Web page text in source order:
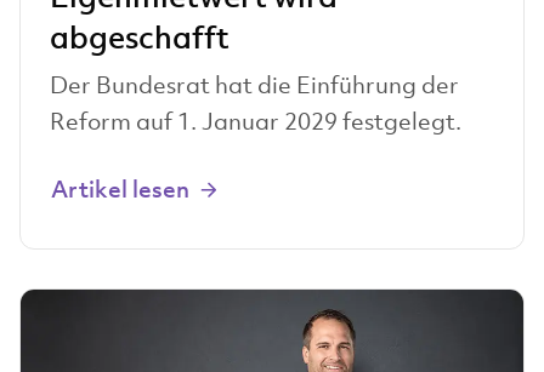
abgeschafft
Der Bundesrat hat die Einführung der
Reform auf 1. Januar 2029 festgelegt.
Artikel lesen